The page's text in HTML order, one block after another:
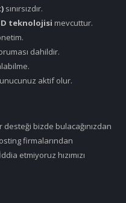
sınırsızdır.
teknolojisi mevcuttur.
dahildir.
aktif olur.
bizde bulacağınızdan
firmalarından
etmiyoruz hızımızı